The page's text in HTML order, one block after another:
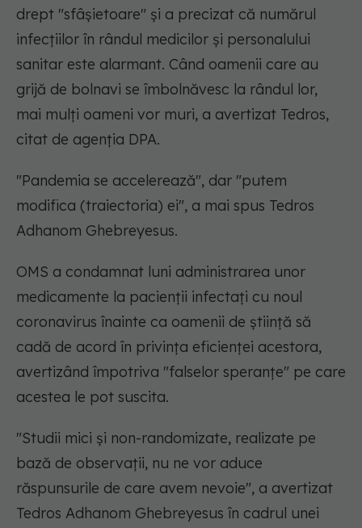
drept "sfâşietoare" şi a precizat că numărul
infecţiilor în rândul medicilor şi personalului
sanitar este alarmant. Când oamenii care au
grijă de bolnavi se îmbolnăvesc la rândul lor,
mai mulţi oameni vor muri, a avertizat Tedros,
citat de agenţia DPA.
"Pandemia se accelerează", dar "putem
modifica (traiectoria) ei", a mai spus Tedros
Adhanom Ghebreyesus.
OMS a condamnat luni administrarea unor
medicamente la pacienţii infectaţi cu noul
coronavirus înainte ca oamenii de ştiinţă să
cadă de acord în privinţa eficienţei acestora,
avertizând împotriva "falselor speranţe" pe care
acestea le pot suscita.
"Studii mici şi non-randomizate, realizate pe
bază de observaţii, nu ne vor aduce
răspunsurile de care avem nevoie", a avertizat
Tedros Adhanom Ghebreyesus în cadrul unei